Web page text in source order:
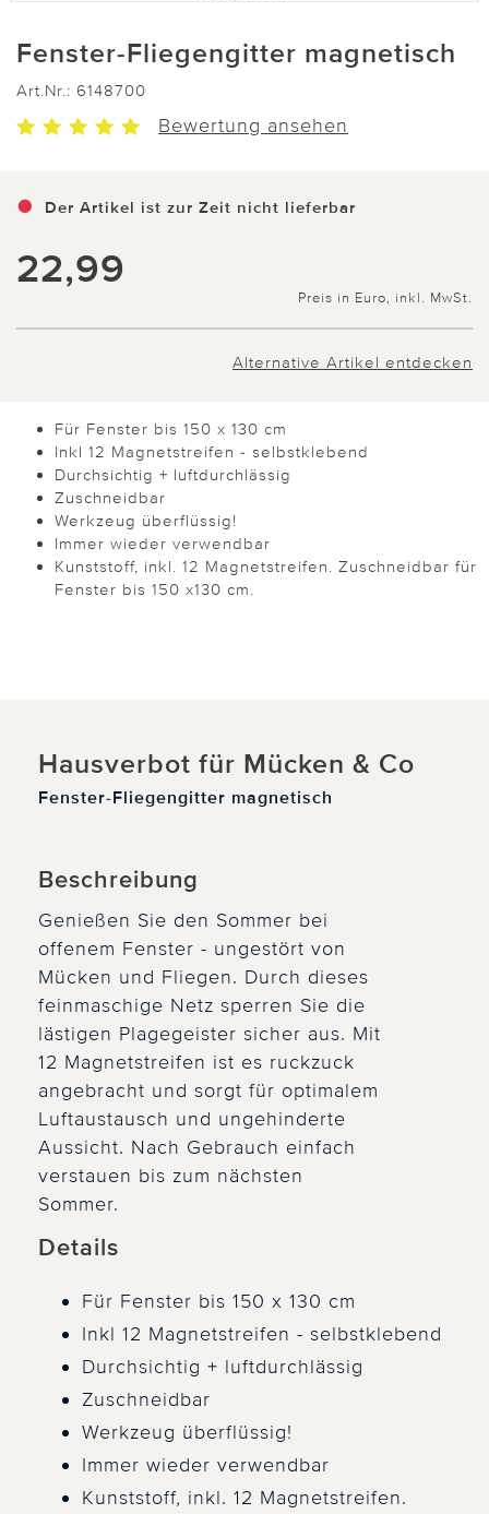
Fenster-Fliegengitter magnetisch
Art.Nr.: 6148700
Bewertung ansehen
Der Artikel ist zur Zeit nicht lieferbar
22,99
Preis in Euro, inkl. MwSt.
Alternative Artikel entdecken
Für Fenster bis 150 x 130 cm
Inkl 12 Magnetstreifen - selbstklebend
Durchsichtig + luftdurchlässig
Zuschneidbar
Werkzeug überflüssig!
Immer wieder verwendbar
Kunststoff, inkl. 12 Magnetstreifen. Zuschneidbar für
Fenster bis 150 x130 cm.
Hausverbot für Mücken & Co
Fenster-Fliegengitter magnetisch
Beschreibung
Genießen Sie den Sommer bei
offenem Fenster - ungestört von
Mücken und Fliegen. Durch dieses
feinmaschige Netz sperren Sie die
lästigen Plagegeister sicher aus. Mit
12 Magnetstreifen ist es ruckzuck
angebracht und sorgt für optimalem
Luftaustausch und ungehinderte
Aussicht. Nach Gebrauch einfach
verstauen bis zum nächsten
Sommer.
Details
Für Fenster bis 150 x 130 cm
Inkl 12 Magnetstreifen - selbstklebend
Durchsichtig + luftdurchlässig
Zuschneidbar
Werkzeug überflüssig!
Immer wieder verwendbar
Kunststoff, inkl. 12 Magnetstreifen.